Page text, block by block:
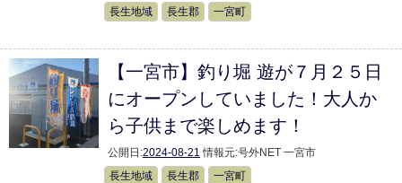
長生地域
長生郡 一宮町
【一宮市】釣り堀 遊が７月２５日
にオープンしていました！大人か
ら子供まで楽しめます！
公開日:2024-08-21 情報元:号外NET 一宮市
長生地域
長生郡 一宮町